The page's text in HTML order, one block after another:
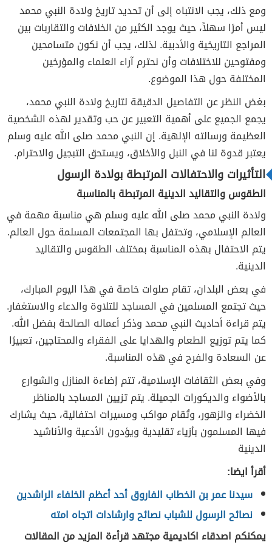
ومع ذلك، يجب الانتباه إلى أن تحديد تاريخ ولادة النبي محمد
ليس أمرًا سهلاً، حيث يوجد الكثير من الخلافات والتقاربات بين
المراجع التاريخية والأدبية. لذلك، يجب أن نكون متسامحين
ومفتوحين للاختلافات وأن نحترم آراء العلماء والمؤرخين
المختلفة حول هذا الموضوع.
بغض النظر عن التفاصيل الدقيقة لتاريخ ولادة النبي محمد،
يجمع الجميع على أهمية التعبير عن حب وتقدير لهذه الشخصية
العظيمة ورسالته الإلهية. إن النبي محمد صلى الله عليه وسلم
يعتبر قدوة لنا في النبل والأخلاق، ويستحق التبجيل والاحترام.
التأثيرات والاحتفالات المرتبطة بولادة الرسول
الطقوس والتقاليد الدينية المرتبطة بالمناسبة
ولادة النبي محمد صلى الله عليه وسلم هي مناسبة مهمة في
العالم الإسلامي، وتحتفل بها المجتمعات المسلمة حول العالم.
يتم الاحتفال بهذه المناسبة بمختلف الطقوس والتقاليد
الدينية.
في بعض البلدان، تقام صلوات خاصة في هذا اليوم المبارك،
حيث تجتمع المسلمين في المساجد للتلاوة والدعاء والاستغفار.
يتم قراءة أحاديث النبي محمد وذكر أعماله الصالحة بفضل الله.
كما يتم توزيع الطعام والهدايا على الفقراء والمحتاجين، تعبيرًا
عن السعادة والفرح في هذه المناسبة.
وفي بعض الثقافات الإسلامية، تتم إضاءة المنازل والشوارع
بالأضواء والديكورات الجميلة. يتم تزيين المساجد بالمناظر
الخضراء والزهور، وتُقام مواكب ومسيرات احتفالية، حيث يشارك
فيها المسلمون بأزياء تقليدية ويؤدون الأدعية والأناشيد
الدينية
أقرأ ايضا:
سيدنا عمر بن الخطاب الفاروق أحد أعظم الخلفاء الراشدين
نصائح الرسول للشباب نصائح وارشادات اتجاه امته
يمكنكم اصدقاء اكاديمية مجتهد قرأءة المزيد من المقالات